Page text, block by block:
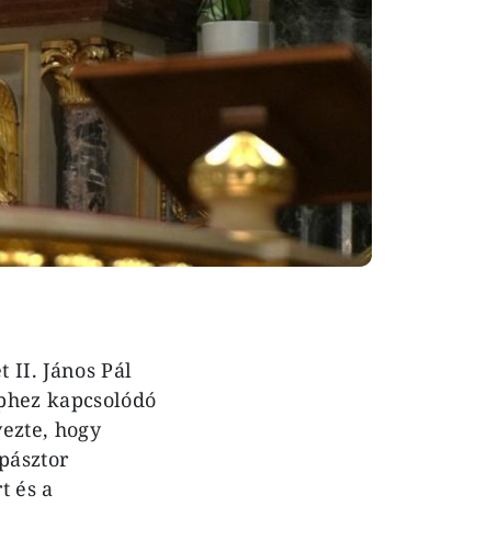
II. János Pál
kapcsolódó
hogy
és a